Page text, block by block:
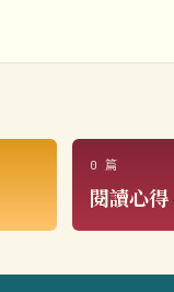
0 篇
閱讀心得